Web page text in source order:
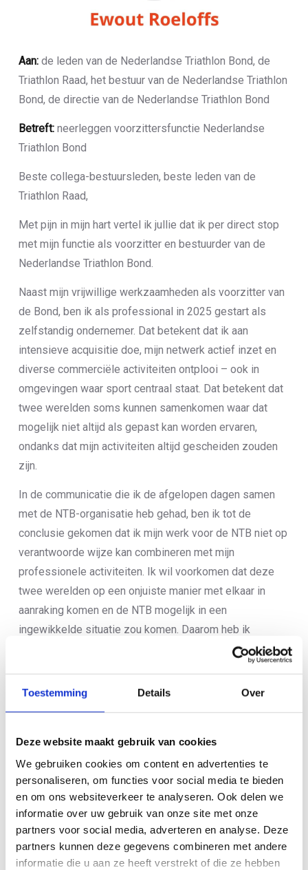
Toestemming Details Over
Deze website maakt gebruik van cookies
We gebruiken cookies om content en advertenties te
personaliseren, om functies voor social media te bieden
en om ons websiteverkeer te analyseren. Ook delen we
informatie over uw gebruik van onze site met onze
partners voor social media, adverteren en analyse. Deze
partners kunnen deze gegevens combineren met andere
informatie die u aan ze heeft verstrekt of die ze hebben
Aan: de leden van de Nederlandse Triathlon Bond, de
Triathlon Raad, het bestuur van de Nederlandse Triathlon
Bond, de directie van de Nederlandse Triathlon Bond
Betreft:neerleggen voorzittersfunctie Nederlandse
Triathlon Bond
Beste collega-bestuursleden, beste leden van de
Triathlon Raad,
Met pijn in mijn hart vertel ik jullie dat ik per direct stop
met mijn functie als voorzitter en bestuurder van de
Nederlandse Triathlon Bond.
Naast mijn vrijwillige werkzaamheden als voorzitter van
de Bond, ben ik als professional in 2025 gestart als
zelfstandig ondernemer. Dat betekent dat ik aan
intensieve acquisitie doe, mijn netwerk actief inzet en
diverse commerciële activiteiten ontplooi – ook in
omgevingen waar sport centraal staat. Dat betekent dat
twee werelden soms kunnen samenkomen waar dat
mogelijk niet altijd als gepast kan worden ervaren,
ondanks dat mijn activiteiten altijd gescheiden zouden
zijn.
In de communicatie die ik de afgelopen dagen samen
met de NTB-organisatie heb gehad, ben ik tot de
conclusie gekomen dat ik mijn werk voor de NTB niet op
verantwoorde wijze kan combineren met mijn
professionele activiteiten. Ik wil voorkomen dat deze
twee werelden op een onjuiste manier met elkaar in
aanraking komen en de NTB mogelijk in een
ingewikkelde situatie zou komen. Daarom heb ik
besloten per direct te stoppen als bestuurder en
Drie jaar geleden ben ik gestart als bestuurder van de
NTB, ik ben trots op de zichtbare verandering die de
NTB door heeft gemaakt. Ook de goede balans die is
van internationale relaties en een nieuwe (digitale)
strategie maken mij trots. Mijn hart ligt bij triathlon, bij de
bond en bij jullie en dat zal zo blijven.
Ik besef dat dit besluit wellicht onverwacht komt voor
jullie; ik vind het zelf erg moeilijk. Uiteraard ga ik samen